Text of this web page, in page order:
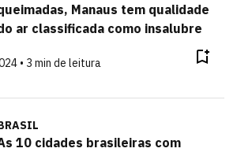
Manaus tem qualidade
ar classificada como insalubre
• 3 min de leitura
10 cidades brasileiras com